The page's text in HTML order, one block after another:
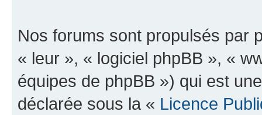
Nos forums sont propulsés par
« leur », « logiciel phpBB », «
équipes de phpBB ») qui est
déclarée sous la « Licence